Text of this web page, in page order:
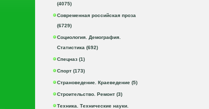
(4075)
Современная российская проза
(6729)
Социология. Демография.
Статистика (692)
Спецназ (1)
Спорт (173)
Страноведение. Краеведение (5)
Строительство. Ремонт (3)
Техника. Технические науки.